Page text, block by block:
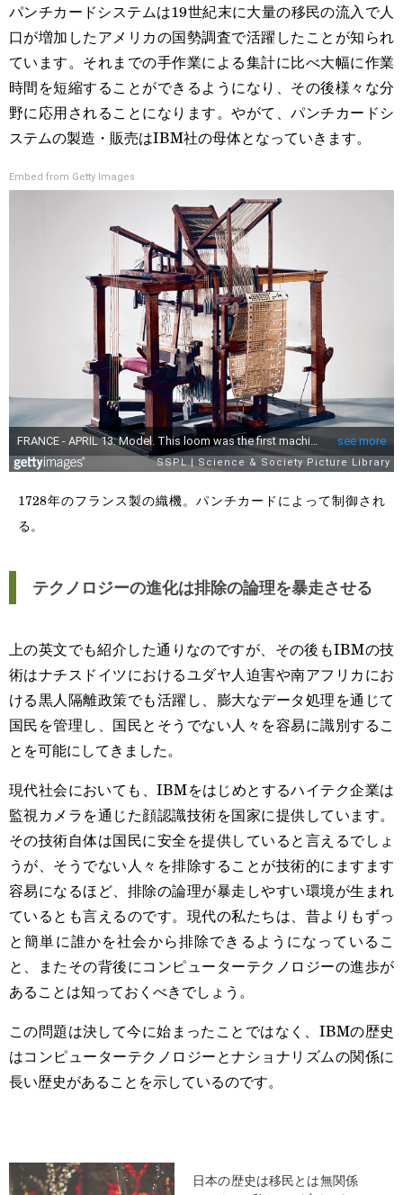
パンチカードシステムは19世紀末に大量の移民の流入で人
口が増加したアメリカの国勢調査で活躍したことが知られ
ています。それまでの手作業による集計に比べ大幅に作業
時間を短縮することができるようになり、その後様々な分
野に応用されることになります。やがて、パンチカードシ
ステムの製造・販売はIBM社の母体となっていきます。
Embed from Getty Images
1728年のフランス製の織機。パンチカードによって制御され
る。
テクノロジーの進化は排除の論理を暴走させる
上の英文でも紹介した通りなのですが、その後もIBMの技
術はナチスドイツにおけるユダヤ人迫害や南アフリカにお
ける黒人隔離政策でも活躍し、膨大なデータ処理を通じて
国民を管理し、国民とそうでない人々を容易に識別するこ
とを可能にしてきました。
現代社会においても、IBMをはじめとするハイテク企業は
監視カメラを通じた顔認識技術を国家に提供しています。
その技術自体は国民に安全を提供していると言えるでしょ
うが、そうでない人々を排除することが技術的にますます
容易になるほど、排除の論理が暴走しやすい環境が生まれ
ているとも言えるのです。現代の私たちは、昔よりもずっ
と簡単に誰かを社会から排除できるようになっているこ
と、またその背後にコンピューターテクノロジーの進歩が
あることは知っておくべきでしょう。
この問題は決して今に始まったことではなく、IBMの歴史
はコンピューターテクノロジーとナショナリズムの関係に
長い歴史があることを示しているのです。
日本の歴史は移民とは無関係